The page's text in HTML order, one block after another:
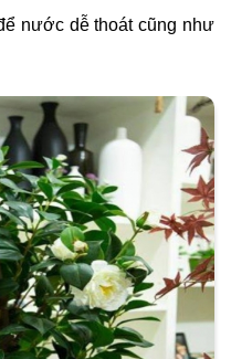
nước dễ thoát cũng như